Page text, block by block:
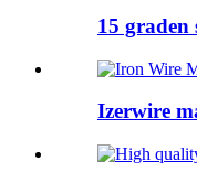
15 graden
Izerwire